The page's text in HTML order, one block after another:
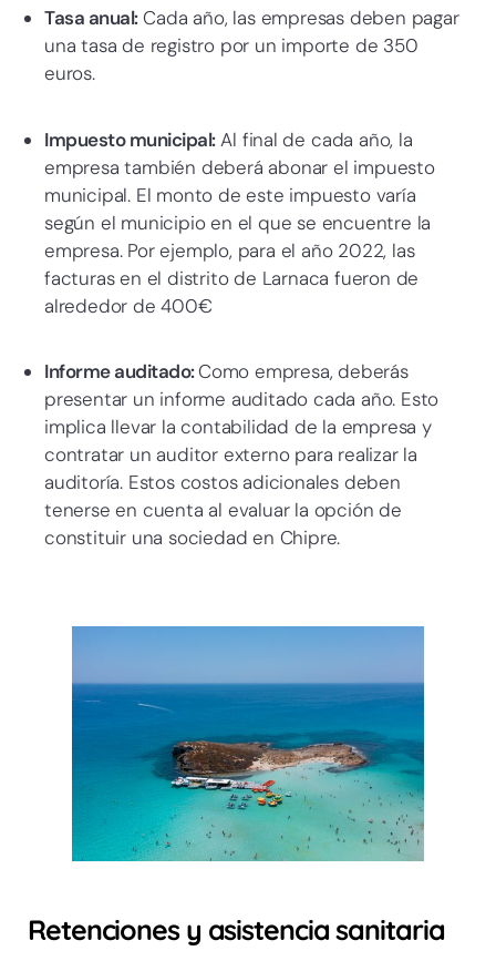
Tasa anual:Cada año, las empresas deben pagar
una tasa de registro por un importe de 350
euros.
Impuesto municipal:Al final de cada año, la
empresa también deberá abonar el impuesto
municipal. El monto de este impuesto varía
según el municipio en el que se encuentre la
empresa. Por ejemplo, para el año 2022, las
facturas en el distrito de Larnaca fueron de
alrededor de 400€
Informe auditado:Como empresa, deberás
presentar un informe auditado cada año. Esto
implica llevar la contabilidad de la empresa y
contratar un auditor externo para realizar la
auditoría. Estos costos adicionales deben
tenerse en cuenta al evaluar la opción de
constituir una sociedad en Chipre.
Retenciones y asistencia sanitaria